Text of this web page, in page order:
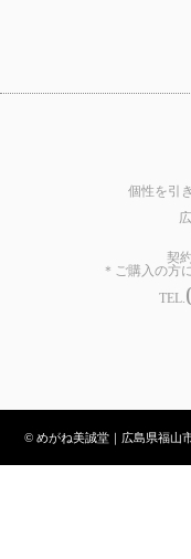
個性を引
契
＊ご購入の方
TEL.
© めがね美誠堂｜広島県福山